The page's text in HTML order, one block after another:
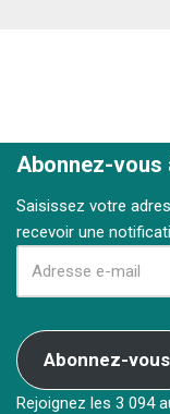
Abonnez-vous
Saisissez votre
recevoir une
Abonnez-vous
Rejoignez les 3 094